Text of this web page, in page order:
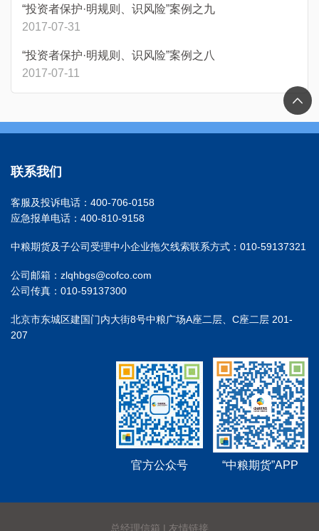
“投资者保护·明规则、识风险”案例之九
2017-07-31
“投资者保护·明规则、识风险”案例之八
2017-07-11
联系我们
客服及投诉电话：400-706-0158
应急报单电话：400-810-9158
中粮期货及子公司受理中小企业拖欠线索联系方式：010-59137321
公司邮箱：zlqhbgs@cofco.com
公司传真：010-59137300
北京市东城区建国门内大街8号中粮广场A座二层、C座二层 201-
207
官方公众号 “中粮期货”APP
总经理信箱 | 友情链接